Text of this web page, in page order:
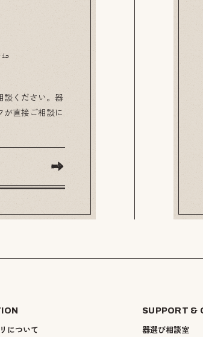
is
談ください。器
が直接ご相談に
について
SUPPORT &
器選び相談室